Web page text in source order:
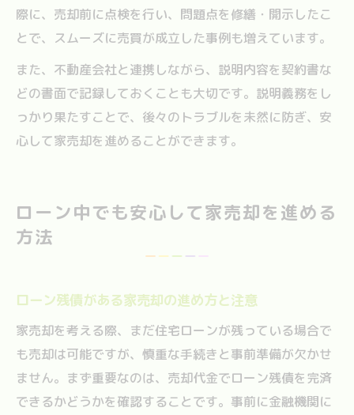
際に、売却前に点検を行い、問題点を修繕・開示したこ
とで、スムーズに売買が成立した事例も増えています。
また、不動産会社と連携しながら、説明内容を契約書な
どの書面で記録しておくことも大切です。説明義務をし
っかり果たすことで、後々のトラブルを未然に防ぎ、安
心して家売却を進めることができます。
ローン中でも安心して家売却を進める
方法
ローン残債がある家売却の進め方と注意
家売却を考える際、まだ住宅ローンが残っている場合で
も売却は可能ですが、慎重な手続きと事前準備が欠かせ
ません。まず重要なのは、売却代金でローン残債を完済
できるかどうかを確認することです。事前に金融機関に